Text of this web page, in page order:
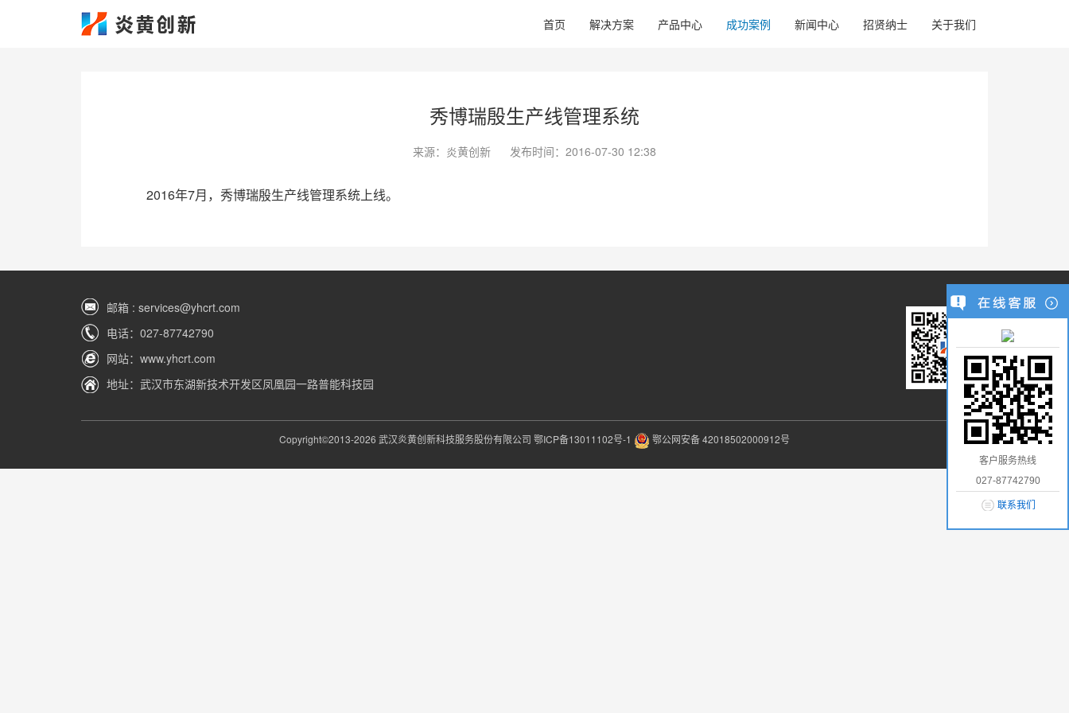
首页 解决方案 产品中心 成功案例 新闻中心 招贤纳士 关于我们
秀博瑞殷生产线管理系统
来源： 炎黄创新 发布时间： 2016-07-30 12:38
2016年7月，秀博瑞殷生产线管理系统上线。
邮箱 : services@yhcrt.com
电话：027-87742790
网站：www.yhcrt.com
地址：武汉市东湖新技术开发区凤凰园一路普能科技园
Copyright©2013-2026 武汉炎黄创新科技服务股份有限公司 鄂ICP备13011102号-1 鄂公网安备 42018502000912号
客户服务热线
027-87742790
联系我们